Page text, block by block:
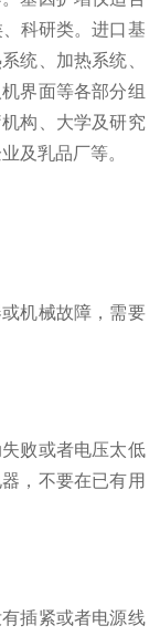
科研类。进口基
统、加热系统、
界面等各部分组
构、大学及研究
及乳品厂等。
机械故障，需要
败或者电压太低
，不要在已有用
插紧或者电源线